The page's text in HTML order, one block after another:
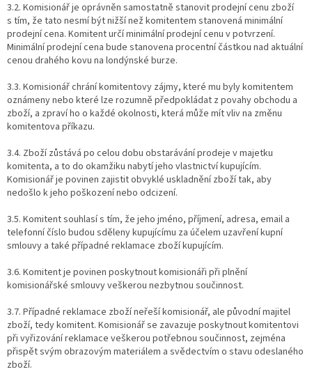
3.2. Komisionář je oprávněn samostatně stanovit prodejní cenu zboží
s tím, že tato nesmí být nižší než komitentem stanovená minimální
prodejní cena. Komitent určí minimální prodejní cenu v potvrzení.
Minimální prodejní cena bude stanovena procentní částkou nad aktuální
cenou drahého kovu na londýnské burze.
3.3. Komisionář chrání komitentovy zájmy, které mu byly komitentem
oznámeny nebo které lze rozumně předpokládat z povahy obchodu a
zboží, a zpraví ho o každé okolnosti, která může mít vliv na změnu
komitentova příkazu.
3.4. Zboží zůstává po celou dobu obstarávání prodeje v majetku
komitenta, a to do okamžiku nabytí jeho vlastnictví kupujícím.
Komisionář je povinen zajistit obvyklé uskladnění zboží tak, aby
nedošlo k jeho poškození nebo odcizení.
3.5. Komitent souhlasí s tím, že jeho jméno, příjmení, adresa, email a
telefonní číslo budou sděleny kupujícímu za účelem uzavření kupní
smlouvy a také případné reklamace zboží kupujícím.
3.6. Komitent je povinen poskytnout komisionáři při plnění
komisionářské smlouvy veškerou nezbytnou součinnost.
3.7. Případné reklamace zboží neřeší komisionář, ale původní majitel
zboží, tedy komitent. Komisionář se zavazuje poskytnout komitentovi
při vyřizování reklamace veškerou potřebnou součinnost, zejména
přispět svým obrazovým materiálem a svědectvím o stavu odeslaného
zboží.